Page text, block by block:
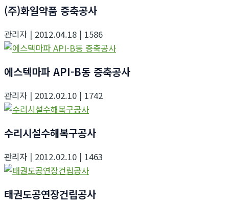
(주)화일약품 증축공사
관리자 | 2012.04.18 | 1586
에스텍마파 API-B동 증축공사
관리자 | 2012.02.10 | 1742
수리시설수해복구공사
관리자 | 2012.02.10 | 1463
태권도공연장건립공사